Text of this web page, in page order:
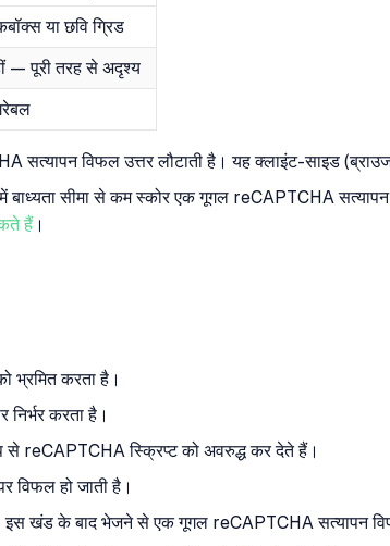
या छवि ग्रिड
— पूरी तरह से अदृश्य
विफल उत्तर लौटाती है। यह क्लाइंट-साइड
सीमा से कम स्कोर एक गूगल reCAPTCHA
हैं ।
भ्रमित करता है।
करता है।
reCAPTCHA स्क्रिप्ट को अवरुद्ध कर देते हैं।
हो जाती है।
खंड के बाद भेजने से एक गूगल reCAPTCHA सत्यापन